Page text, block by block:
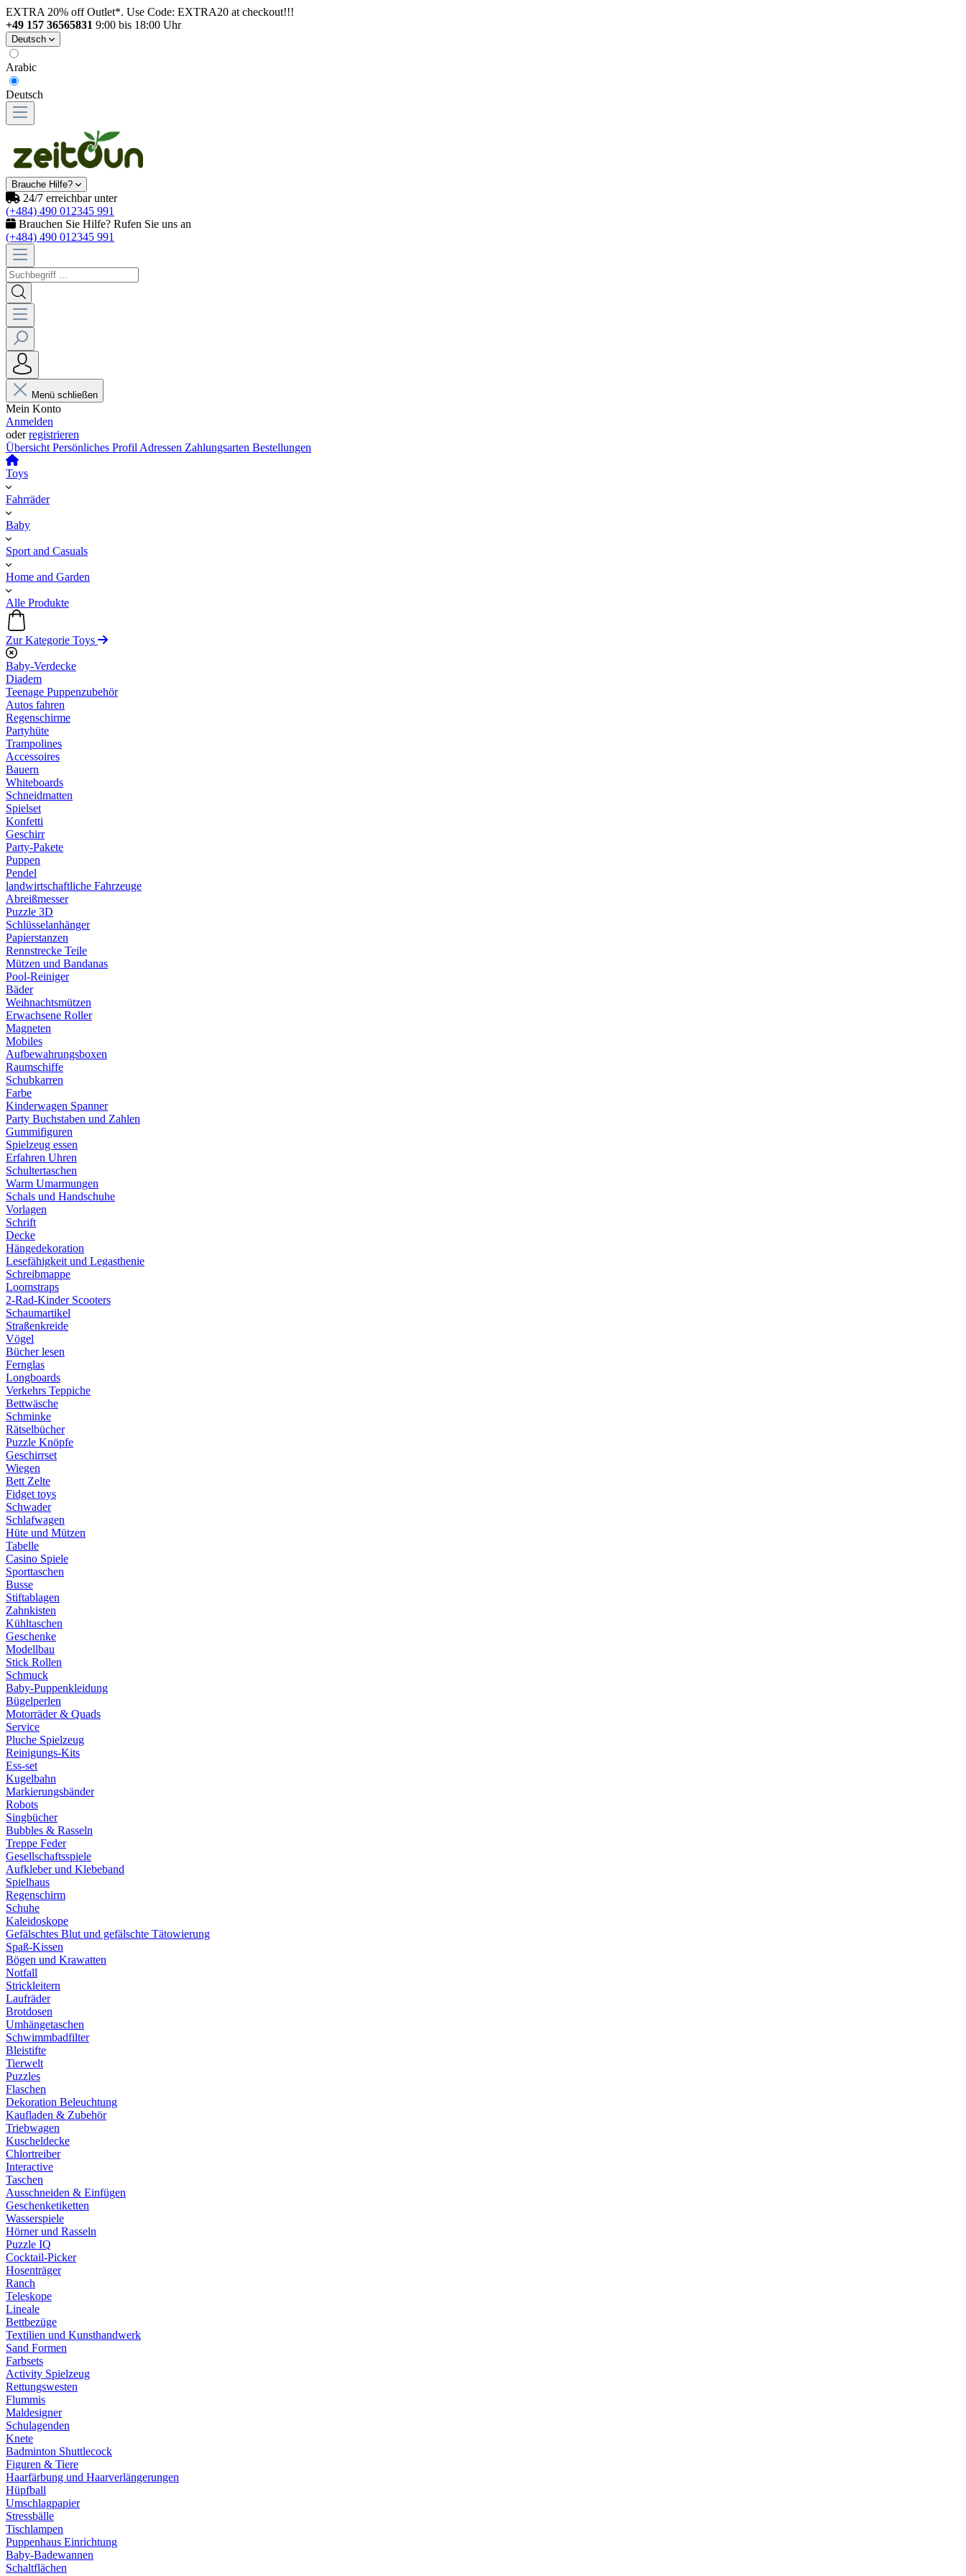
EXTRA 20% off Outlet*. Use Code: EXTRA20 at checkout!!!
+49 157 36565831 9:00 bis 18:00 Uhr
Deutsch
Arabic
Deutsch
Brauche Hilfe?
24/7 erreichbar unter
(+484) 490 012345 991
Brauchen Sie Hilfe? Rufen Sie uns an
(+484) 490 012345 991
Menü schließen
Mein Konto
Anmelden
oderregistrieren
Übersicht Persönliches Profil Adressen Zahlungsarten Bestellungen
Toys
Fahrräder
Baby
Sport and Casuals
Home and Garden
Alle Produkte
Zur Kategorie Toys
Baby-Verdecke
Diadem
Teenage Puppenzubehör
Autos fahren
Regenschirme
Partyhüte
Trampolines
Accessoires
Bauern
Whiteboards
Schneidmatten
Spielset
Konfetti
Geschirr
Party-Pakete
Puppen
Pendel
landwirtschaftliche Fahrzeuge
Abreißmesser
Puzzle 3D
Schlüsselanhänger
Papierstanzen
Rennstrecke Teile
Mützen und Bandanas
Pool-Reiniger
Bäder
Weihnachtsmützen
Erwachsene Roller
Magneten
Mobiles
Aufbewahrungsboxen
Raumschiffe
Schubkarren
Farbe
Kinderwagen Spanner
Party Buchstaben und Zahlen
Gummifiguren
Spielzeug essen
Erfahren Uhren
Schultertaschen
Warm Umarmungen
Schals und Handschuhe
Vorlagen
Schrift
Decke
Hängedekoration
Lesefähigkeit und Legasthenie
Schreibmappe
Loomstraps
2-Rad-Kinder Scooters
Schaumartikel
Straßenkreide
Vögel
Bücher lesen
Fernglas
Longboards
Verkehrs Teppiche
Bettwäsche
Schminke
Rätselbücher
Puzzle Knöpfe
Geschirrset
Wiegen
Bett Zelte
Fidget toys
Schwader
Schlafwagen
Hüte und Mützen
Tabelle
Casino Spiele
Sporttaschen
Busse
Stiftablagen
Zahnkisten
Kühltaschen
Geschenke
Modellbau
Stick Rollen
Schmuck
Baby-Puppenkleidung
Bügelperlen
Motorräder & Quads
Service
Pluche Spielzeug
Reinigungs-Kits
Ess-set
Kugelbahn
Markierungsbänder
Robots
Singbücher
Bubbles & Rasseln
Treppe Feder
Gesellschaftsspiele
Aufkleber und Klebeband
Spielhaus
Regenschirm
Schuhe
Kaleidoskope
Gefälschtes Blut und gefälschte Tätowierung
Spaß-Kissen
Bögen und Krawatten
Notfall
Strickleitern
Laufräder
Brotdosen
Umhängetaschen
Schwimmbadfilter
Bleistifte
Tierwelt
Puzzles
Flaschen
Dekoration Beleuchtung
Kaufladen & Zubehör
Triebwagen
Kuscheldecke
Chlortreiber
Interactive
Taschen
Ausschneiden & Einfügen
Geschenketiketten
Wasserspiele
Hörner und Rasseln
Puzzle IQ
Cocktail-Picker
Hosenträger
Ranch
Teleskope
Lineale
Bettbezüge
Textilien und Kunsthandwerk
Sand Formen
Farbsets
Activity Spielzeug
Rettungswesten
Flummis
Maldesigner
Schulagenden
Knete
Badminton Shuttlecock
Figuren & Tiere
Haarfärbung und Haarverlängerungen
Hüpfball
Umschlagpapier
Stressbälle
Tischlampen
Puppenhaus Einrichtung
Baby-Badewannen
Schaltflächen